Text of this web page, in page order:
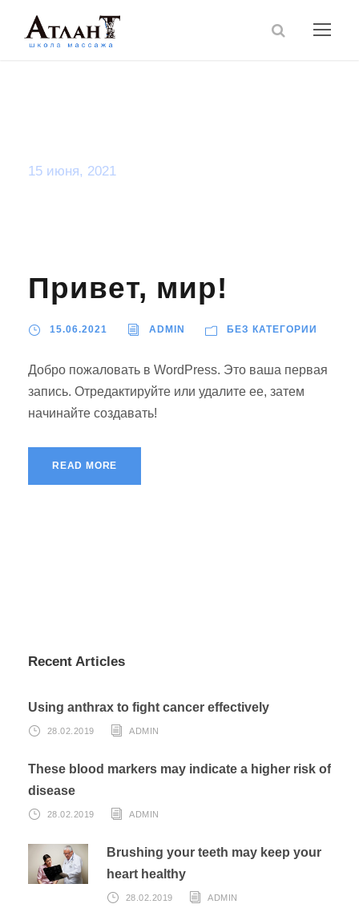
15 июня, 2021
Привет, мир!
15.06.2021 ADMIN БЕЗ КАТЕГОРИИ
Добро пожаловать в WordPress. Это ваша первая
запись. Отредактируйте или удалите ее, затем
начинайте создавать!
READ MORE
Recent Articles
Using anthrax to fight cancer effectively
28.02.2019 ADMIN
These blood markers may indicate a higher risk of
disease
28.02.2019 ADMIN
Brushing your teeth may keep your
heart healthy
28.02.2019 ADMIN